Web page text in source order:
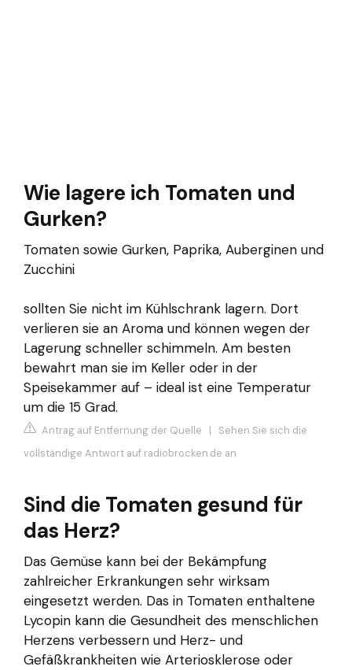
Wie lagere ich Tomaten und
Gurken?
Tomaten sowie Gurken, Paprika, Auberginen und
Zucchini
sollten Sie nicht im Kühlschrank lagern. Dort
verlieren sie an Aroma und können wegen der
Lagerung schneller schimmeln. Am besten
bewahrt man sie im Keller oder in der
Speisekammer auf – ideal ist eine Temperatur
um die 15 Grad.
Antrag auf Entfernung der Quelle | Sehen Sie sich die
vollständige Antwort auf radiobrocken.de an
Sind die Tomaten gesund für
das Herz?
Das Gemüse kann bei der Bekämpfung
zahlreicher Erkrankungen sehr wirksam
eingesetzt werden. Das in Tomaten enthaltene
Lycopin kann die Gesundheit des menschlichen
Herzens verbessern und Herz- und
Gefäßkrankheiten wie Arteriosklerose oder